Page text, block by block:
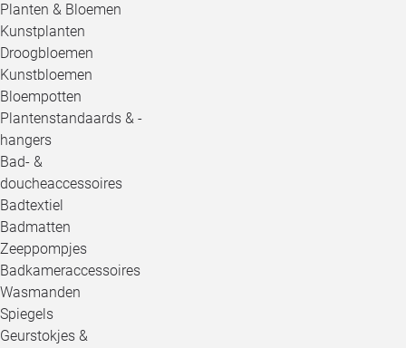
Planten & Bloemen
Kunstplanten
Droogbloemen
Kunstbloemen
Bloempotten
Plantenstandaards & -
hangers
Bad- &
doucheaccessoires
Badtextiel
Badmatten
Zeeppompjes
Badkameraccessoires
Wasmanden
Spiegels
Geurstokjes &